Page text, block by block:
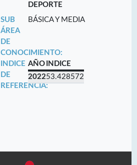
DEPORTE
SUB
ÁREA
DE
CONOCIMIENTO:
BÁSICA Y MEDIA
INDICE
DE
REFERENCIA:
AÑO INDICE
202253.428572